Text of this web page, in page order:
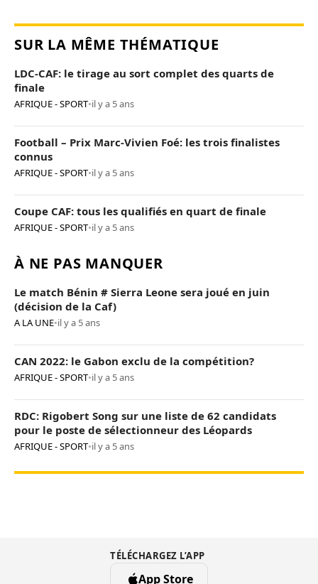
SUR LA MÊME THÉMATIQUE
LDC-CAF: le tirage au sort complet des quarts de
finale
AFRIQUE - SPORT•il y a 5 ans
Football – Prix Marc-Vivien Foé: les trois finalistes
connus
AFRIQUE - SPORT•il y a 5 ans
Coupe CAF: tous les qualifiés en quart de finale
AFRIQUE - SPORT•il y a 5 ans
À NE PAS MANQUER
Le match Bénin # Sierra Leone sera joué en juin
(décision de la Caf)
A LA UNE•il y a 5 ans
CAN 2022: le Gabon exclu de la compétition?
AFRIQUE - SPORT•il y a 5 ans
RDC: Rigobert Song sur une liste de 62 candidats
pour le poste de sélectionneur des Léopards
AFRIQUE - SPORT•il y a 5 ans
TÉLÉCHARGEZ L’APP
App Store